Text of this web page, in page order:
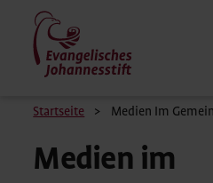
Direkt
Inhalt
Pfadnavigation
Startseite Medien Im
Medien im